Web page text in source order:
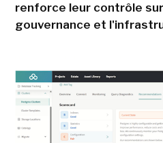
renforce leur contrôle
gouvernance et